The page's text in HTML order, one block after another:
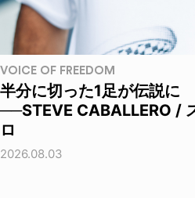
VOICE OF FREEDOM
半分に切った1足が伝説に
──STEVE CABALLERO /
ロ
2026.08.03